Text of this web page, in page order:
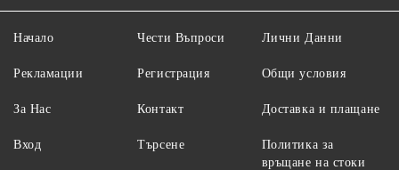
Начало
Рекламации
За Нас
Вход
Чести Въпроси
Регистрация
Контакт
Търсене
Лични Данни
Общи условия
Доставка и плащане
Политика за
връщане на стоки